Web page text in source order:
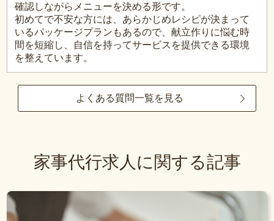
確認しながらメニューを決める形です。
初めてで不安な方には、あらかじめレシピが決まって
いるパッケージプランもあるので、献立作りに悩む時
間を短縮し、自信を持ってサービスを提供できる環境
を整えています。
よくある質問一覧を見る
家事代行求人に関する記事